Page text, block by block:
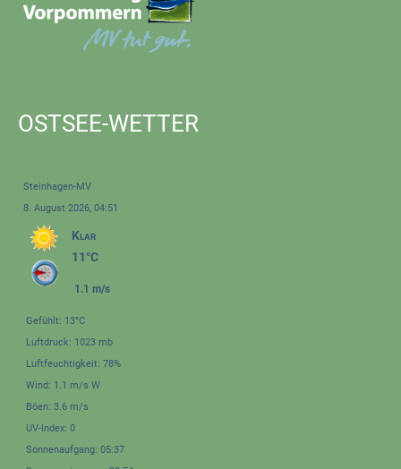
OSTSEE-WETTER
Steinhagen-MV
8. August 2026, 04:51
Klar
11°C
1.1 m/s
Gefühlt: 13°C
Luftdruck: 1023 mb
Luftfeuchtigkeit: 78%
Wind: 1.1 m/s W
Böen: 3.6 m/s
UV-Index: 0
Sonnenaufgang: 05:37